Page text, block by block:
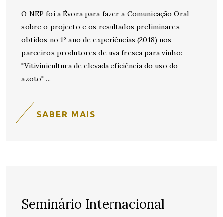
O NEP foi a Évora para fazer a Comunicação Oral
sobre o projecto e os resultados preliminares
obtidos no 1º ano de experiências (2018) nos
parceiros produtores de uva fresca para vinho:
"Vitivinicultura de elevada eficiência do uso do
azoto"
SABER MAIS
Seminário Internacional